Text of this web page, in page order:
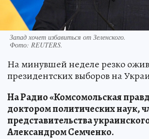
Запад хочет избавиться от Зеленского.
Фото: REUTERS.
На минувшей неделе резко
президентских выборов на
На Радио «Комсомольская
доктором политических наук,
представительства
Александром Семченко.